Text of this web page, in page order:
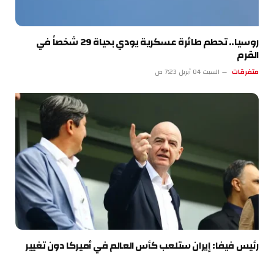
روسيا.. تحطم طائرة عسكرية يودي بحياة 29 شخصاً في
القرم
متفرقات السبت 04 أبريل 7:23 ص
رئيس فيفا: إيران ستلعب كأس العالم في أميركا دون تغيير